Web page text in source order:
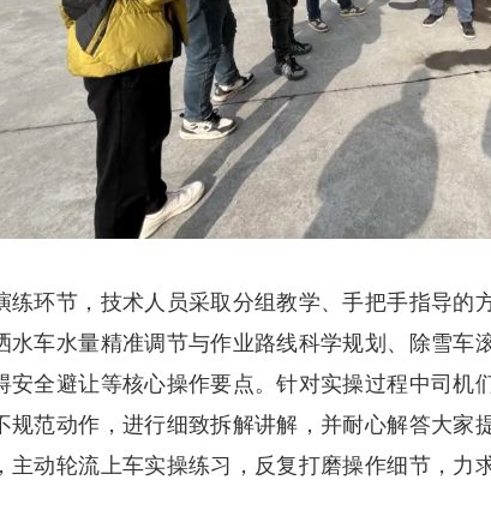
练环节，技术人员采取分组教学、手把手指导的
水车水量精准调节与作业路线科学规划、除雪车
安全避让等核心操作要点。针对实操过程中司机
规范动作，进行细致拆解讲解，并耐心解答大家
主动轮流上车实操练习，反复打磨操作细节，力